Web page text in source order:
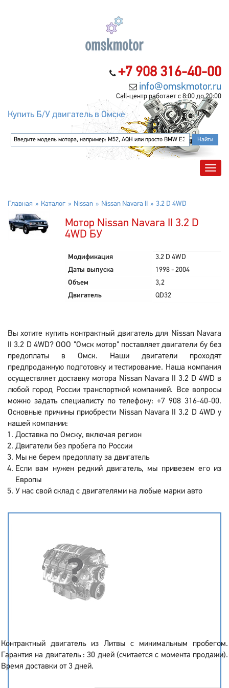
+7 908 316-40-00
info@omskmotor.ru
Call-центр работает с 8:00 до 20:00
Купить Б/У двигатель в Омске
Главная Каталог Nissan Nissan Navara II 3.2 D 4WD
Мотор Nissan Navara II 3.2 D
4WD БУ
Модификация
3.2 D 4WD
Даты выпуска
1998 - 2004
Объем
3,2
Двигатель
QD32
Вы хотите купить контрактный двигатель для Nissan Navara
II 3.2 D 4WD? ООО "Омск мотор" поставляет двигатели бу без
предоплаты в Омск. Наши двигатели проходят
предпродажную подготовку и тестирование. Наша компания
осуществляет доставку мотора Nissan Navara II 3.2 D 4WD в
любой город России транспортной компанией. Все вопросы
можно задать специалисту по телефону: +7 908 316-40-00.
Основные причины приобрести Nissan Navara II 3.2 D 4WD у
нашей компании:
Доставка по Омску, включая регион
Двигатели без пробега по России
Мы не берем предоплату за двигатель
Если вам нужен редкий двигатель, мы привезем его из
Европы
У нас свой склад с двигателями на любые марки авто
Контрактный двигатель из Литвы с минимальным пробегом.
Гарантия на двигатель : 30 дней (считается с момента продажи).
Время доставки от 3 дней.